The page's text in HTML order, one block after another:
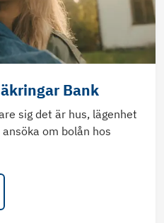
Bank
sig det är hus, lägenhet
om bolån hos